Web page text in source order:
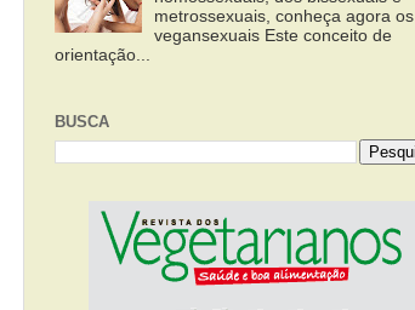
metrossexuais, conheça agora os
vegansexuais Este conceito de
orientação...
BUSCA